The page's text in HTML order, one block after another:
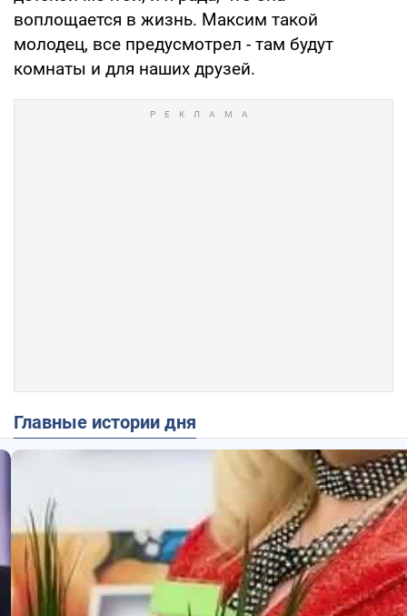
воплощается в жизнь. Максим такой
молодец, все предусмотрел - там будут
комнаты и для наших друзей.
Главные истории дня